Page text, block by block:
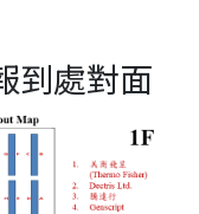
到處對面